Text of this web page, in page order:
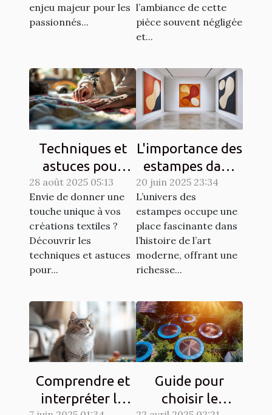
enjeu majeur pour les
passionnés...
l’ambiance de cette
pièce souvent négligée
et...
Techniques et
astuces pour
matelasser son
propre tissu
28 août 2025 05:13
Envie de donner une
touche unique à vos
créations textiles ?
Découvrir les
techniques et astuces
pour...
L'importance des
estampes dans
l'art moderne
20 juin 2025 23:34
L’univers des
estampes occupe une
place fascinante dans
l’histoire de l’art
moderne, offrant une
richesse...
Comprendre et
interpréter le
Guide pour
choisir le